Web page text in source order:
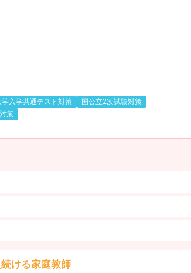
学入学共通テスト対策
国公立2次試験対策
策
ける家庭教師